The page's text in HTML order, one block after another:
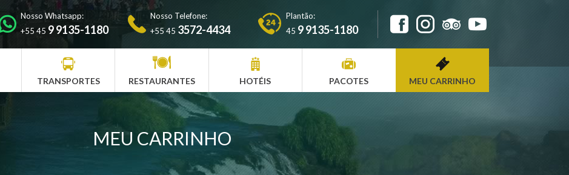
Nosso Whatsapp:
+55 45 9 9135-1180
Nosso Telefone:
+55 45 3572-4434
Plantão:
45 9 9135-1180
TRANSPORTES RESTAURANTES HOTÉIS PACOTES MEU CARRINHO
MEU CARRINHO